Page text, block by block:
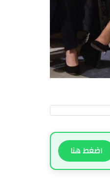
اضغط هنا